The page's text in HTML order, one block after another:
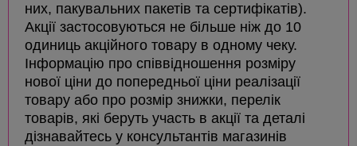
них, пакувальних пакетів та сертифікатів).
Акції застосовуються не більше ніж до 10
одиниць акційного товару в одному чеку.
Інформацію про співвідношення розміру
нової ціни до попередньої ціни реалізації
товару або про розмір знижки, перелік
товарів, які беруть участь в акції та деталі
дізнавайтесь у консультантів магазинів